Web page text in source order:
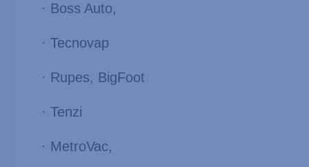
· Boss Auto,
· Tecnovap
· Rupes, BigFoot
· Tenzi
· MetroVac,